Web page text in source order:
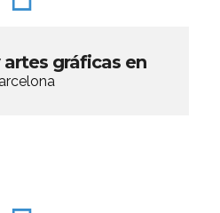
gráficas en